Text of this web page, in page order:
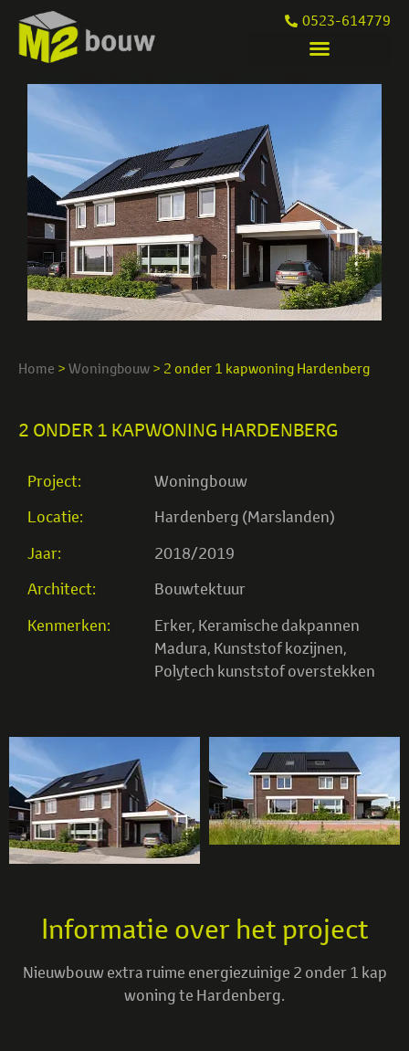
0523-614779
Home > Woningbouw > 2 onder 1 kapwoning Hardenberg
2 ONDER 1 KAPWONING HARDENBERG
Project:
Woningbouw
Locatie:
Hardenberg (Marslanden)
Jaar:
2018/2019
Architect:
Bouwtektuur
Kenmerken:
Erker, Keramische dakpannen
Madura, Kunststof kozijnen,
Polytech kunststof overstekken
Informatie over het project
Nieuwbouw extra ruime energiezuinige 2 onder 1 kap
woning te Hardenberg.